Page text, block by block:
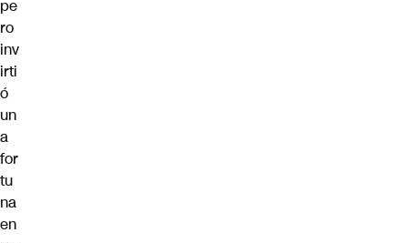
pe
ro
inv
irti
ó
un
a
for
tu
na
en